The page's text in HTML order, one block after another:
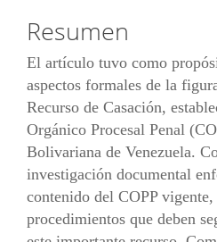
Resumen
El artículo tuvo como
aspectos formales de la
Recurso de Casación,
Orgánico Procesal Penal
Bolivariana de Venezuela.
investigación documental
contenido del COPP
procedimientos que deben